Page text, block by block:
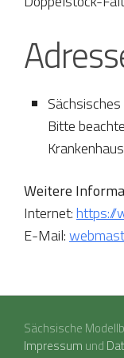
Bitte
Weitere
Internet:https://
E-Mail:
Sächsische
Impressum und